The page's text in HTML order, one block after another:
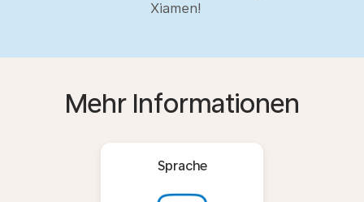
Xiamen!
Mehr Informationen
Sprache